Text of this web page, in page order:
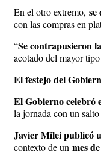
En el otro extremo, se
con las compras en
“Se contrapusieron
acotado del mayor
El festejo del
El Gobierno celebró
la jornada con un
Javier Milei publicó
contexto de un mes